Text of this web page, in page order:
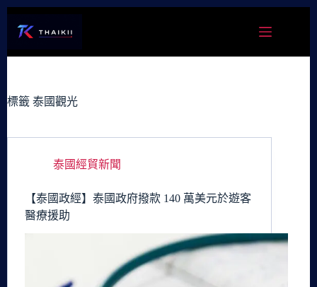
容
標籤 泰國觀光
泰國經貿新聞
【泰國政經】泰國政府撥款 140 萬美元於遊客
醫療援助